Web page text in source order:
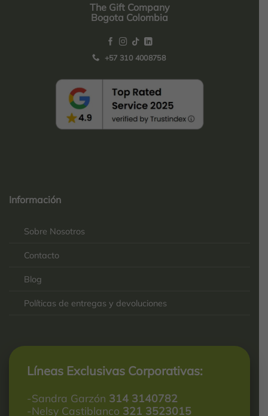
The Gift Company
Bogota Colombia
+57 310 4008758
2025-
Información
Sobre Nosotros
Contacto
Blog
Políticas de entregas y devoluciones
Líneas Exclusivas Corporativas:
-Sandra Garzón 314 3140782
-Nelsy Castiblanco 321 3523015